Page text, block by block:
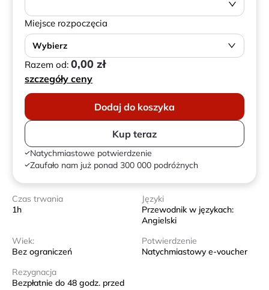
Miejsce rozpoczęcia
Wybierz
Razem od: 0,00 zł
szczegóły ceny
Dodaj do koszyka
Kup teraz
Natychmiastowe potwierdzenie
Zaufało nam już ponad 300 000 podróżnych
Czas trwania
1h
Języki
Przewodnik w językach:
Angielski
Wiek:
Bez ograniczeń
Potwierdzenie
Natychmiastowy e-voucher
Rezygnacja
Bezpłatnie do 48 godz. przed